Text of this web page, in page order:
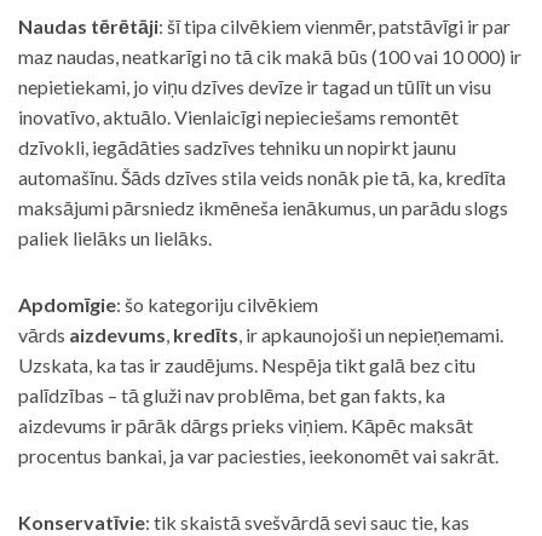
Naudas tērētāji: šī tipa cilvēkiem vienmēr, patstāvīgi ir par
maz naudas, neatkarīgi no tā cik makā būs (100 vai 10 000) ir
nepietiekami, jo viņu dzīves devīze ir tagad un tūlīt un visu
inovatīvo, aktuālo. Vienlaicīgi nepieciešams remontēt
dzīvokli, iegādāties sadzīves tehniku un nopirkt jaunu
automašīnu. Šāds dzīves stila veids nonāk pie tā, ka, kredīta
maksājumi pārsniedz ikmēneša ienākumus, un parādu slogs
paliek lielāks un lielāks.
Apdomīgie: šo kategoriju cilvēkiem
vārds aizdevums, kredīts, ir apkaunojoši un nepieņemami.
Uzskata, ka tas ir zaudējums. Nespēja tikt galā bez citu
palīdzības – tā gluži nav problēma, bet gan fakts, ka
aizdevums ir pārāk dārgs prieks viņiem. Kāpēc maksāt
procentus bankai, ja var paciesties, ieekonomēt vai sakrāt.
Konservatīvie: tik skaistā svešvārdā sevi sauc tie, kas